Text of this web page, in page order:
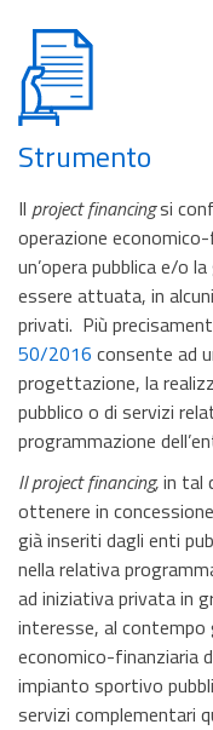
Strumento
Il project financingsi
operazione
un’opera pubblica e/o
essere attuata, in
privati. Più
50/2016 consente ad
progettazione, la
pubblico o di servizi
programmazione
Il project financing,in tal
ottenere in
già inseriti dagli enti
nella relativa
ad iniziativa privata in
interesse, al
economico-finanziaria
impianto sportivo
servizi complementari